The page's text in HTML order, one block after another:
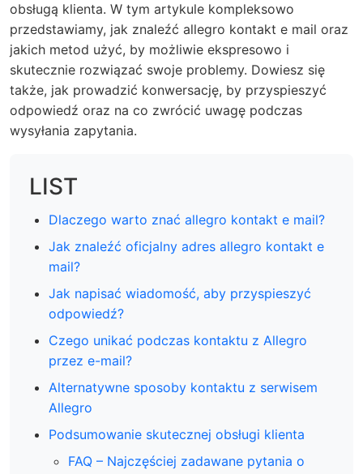
obsługą klienta. W tym artykule kompleksowo
przedstawiamy, jak znaleźć allegro kontakt e mail oraz
jakich metod użyć, by możliwie ekspresowo i
skutecznie rozwiązać swoje problemy. Dowiesz się
także, jak prowadzić konwersację, by przyspieszyć
odpowiedź oraz na co zwrócić uwagę podczas
wysyłania zapytania.
LIST
Dlaczego warto znać allegro kontakt e mail?
Jak znaleźć oficjalny adres allegro kontakt e
mail?
Jak napisać wiadomość, aby przyspieszyć
odpowiedź?
Czego unikać podczas kontaktu z Allegro
przez e-mail?
Alternatywne sposoby kontaktu z serwisem
Allegro
Podsumowanie skutecznej obsługi klienta
FAQ – Najczęściej zadawane pytania o